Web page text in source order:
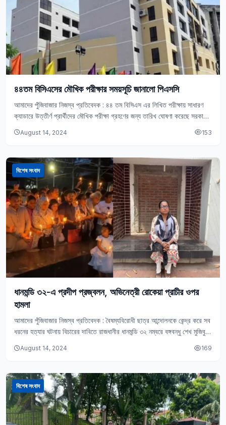
৪৪তম বিসিএসের মৌখিক পরীক্ষার সময়সূচি জানালো পিএসসি
আমাদের পুঁজিবাজার নিজস্ব প্রতিবেদক : ৪৪ তম বিসিএস এর লিখিত পরীক্ষায় ‍সাধারণ
ক্যাডারে উত্তীর্ণ প্রার্থীদের মৌখিক পরীক্ষা গ্রহণের জন্য তারিখ ঘোষণা করেছে সরকারি
August 14, 2024 153
বিশেষ সংবাদ
ধানমন্ডি ৩২-এ প্রদীপ প্রজ্বলন, অভিনেত্রী রোকেয়া প্রাচীর ওপর
হামলা
আমাদের পুঁজিবাজার নিজস্ব প্রতিবেদক : বৈষম্যবিরোধী ছাত্র আন্দোলনকে কেন্দ্র করে সব
ধরনের হত্যার ঘটনায় বিচারের দাবিতে রাজধানীর ধানমন্ডি ৩২ নম্বরে বঙ্গবন্ধু শেখ মুজিবুর
August 14, 2024 169
বিশেষ সংবাদ